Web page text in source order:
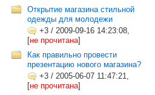
Открытие магазина стильной
одежды для молодежи
+3 / 2009-09-16 14:23:08,
[не прочитана]
Как правильно провести
презентацию нового магазина?
+3 / 2005-06-07 11:47:21,
[не прочитана]